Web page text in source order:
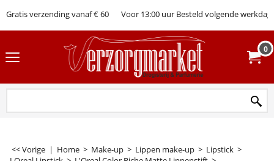
Gratis verzending vanaf € 60 Voor 13:00 uur Besteld volgende werkdag
0
<< Vorige | Home > Make-up > Lippen make-up > Lipstick >